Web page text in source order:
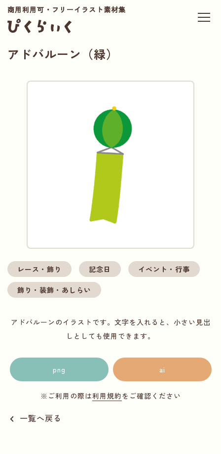
商用利用可・フリーイラスト素材集
アドバルーン（緑）
レース・飾り 記念日 イベント・行事
飾り・装飾・あしらい
アドバルーンのイラストです。文字を入れると、小さい見出
しとしても使用できます。
png ai
※ご利用の際は利用規約をご確認ください
一覧へ戻る